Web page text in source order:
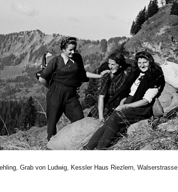
Grab von Ludwig, Kessler Haus Riezlern, Walserstrasse